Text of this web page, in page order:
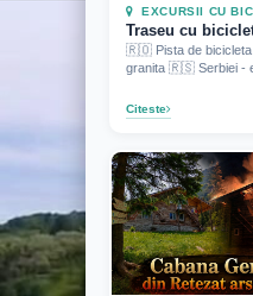
EXCURSII CU
Traseu cu
🇷🇴 Pista de bicicleta
granita 🇷🇸 Serbiei -
Citeste